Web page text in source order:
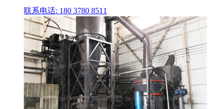
联系电话: 180 3780 8511